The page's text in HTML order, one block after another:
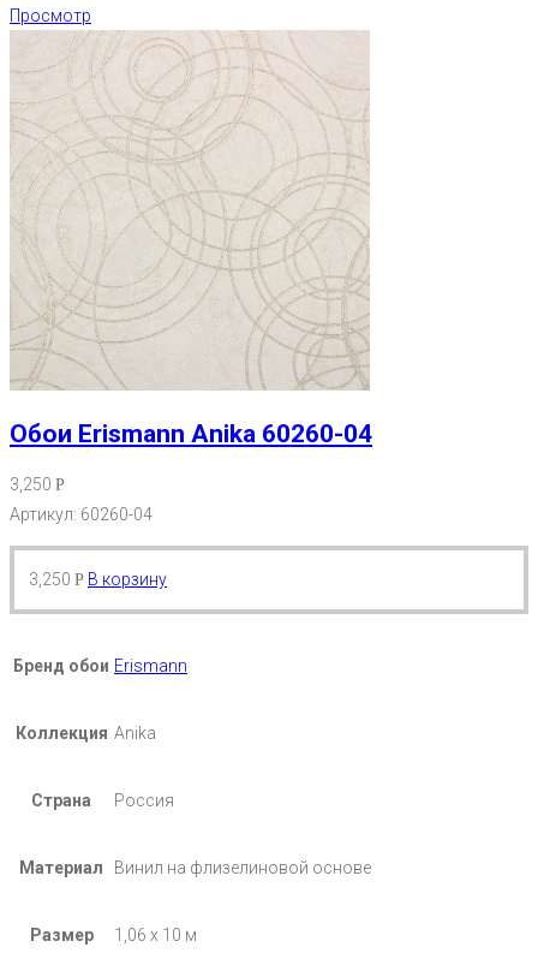
Просмотр
Обои Erismann Anika 60260-04
3,250 Р
Артикул: 60260-04
3,250 Р В корзину
Бренд обои Erismann
Коллекция Anika
Страна Россия
Материал Винил на флизелиновой основе
Размер 1,06 х 10 м